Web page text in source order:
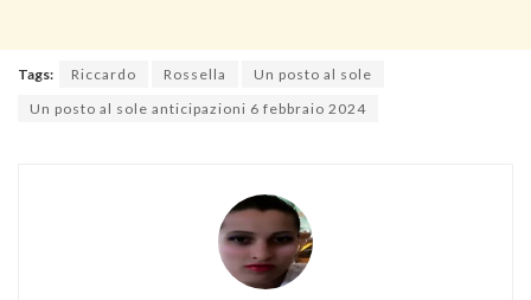
Tags: Riccardo Rossella
Un posto al sole
Un posto al sole anticipazioni 6 febbraio 2024